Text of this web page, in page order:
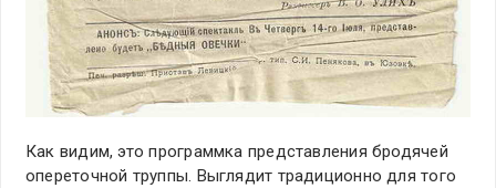
Как видим, это программка представления бродячей
опереточной труппы. Выглядит традиционно для того